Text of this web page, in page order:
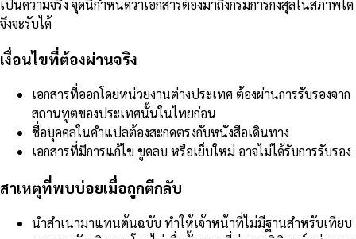
เป็นความจริง จุดนี้กำหนดว่าเอกสารต้องมาถึงกรมการกงสุลในสภาพใด
จึงจะรับได้
เงื่อนไขที่ต้องผ่านจริง
เอกสารที่ออกโดยหน่วยงานต่างประเทศ ต้องผ่านการรับรองจาก
สถานทูตของประเทศนั้นในไทยก่อน
ชื่อบุคคลในคำแปลต้องสะกดตรงกับหนังสือเดินทาง
เอกสารที่มีการแก้ไข ขูดลบ หรือเย็บใหม่ อาจไม่ได้รับการรับรอง
สาเหตุที่พบบ่อยเมื่อถูกตีกลับ
นำสำเนามาแทนต้นฉบับ ทำให้เจ้าหน้าที่ไม่มีฐานสำหรับเทียบ